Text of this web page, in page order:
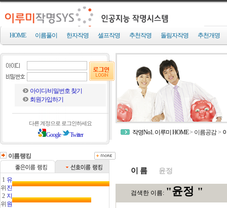
HOME 이름풀이 한자작명 셀프작명 추천작명 돌림자작명 추천개명
아이디/비밀번호 찾기
회원가입하기
다른 계정으로 로그인하세요
Google Twitter
이름랭킹
1
위
유
진
2
위
지
원
작명No1. 이루미 HOME> 이름공감>
이 름